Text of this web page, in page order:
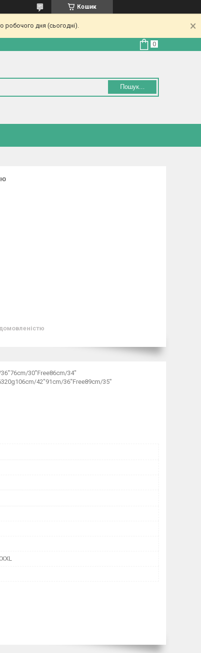
Кошик
робочого дня (сьогодні).
Пошук...
30"Free86cm/34"
42"91cm/36"Free89cm/35"